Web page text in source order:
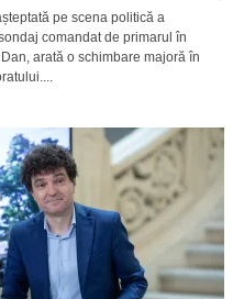
pe scena politică a
comandat de primarul în
arată o schimbare majoră în